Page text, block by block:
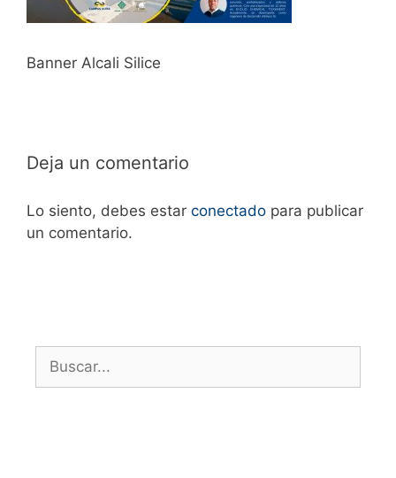
Banner Alcali Silice
Deja un comentario
Lo siento, debes estar conectado para publicar
un comentario.